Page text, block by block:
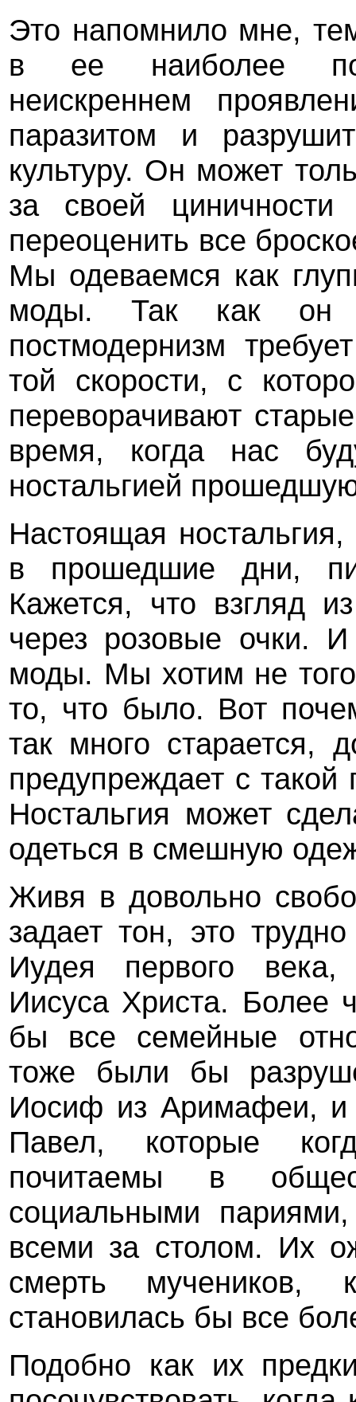
Это напомнило мне,
в ее наиболее
неискреннем
паразитом и
культуру. Он может
за своей
переоценить все
Мы одеваемся как
моды. Так как он
постмодернизм
той скорости, с
переворачивают
время, когда нас
ностальгией
Настоящая
в прошедшие дни,
Кажется, что взгляд
через розовые очки.
моды. Мы хотим не
то, что было. Вот
так много старается,
предупреждает с
Ностальгия может
одеться в смешную
Живя в довольно
задает тон, это
Иудея первого
Иисуса Христа. Более
бы все семейные
тоже были бы
Иосиф из Аримафеи, и
Павел, которые
почитаемы в
социальными
всеми за столом. Их
смерть
становилась бы все
Подобно как их